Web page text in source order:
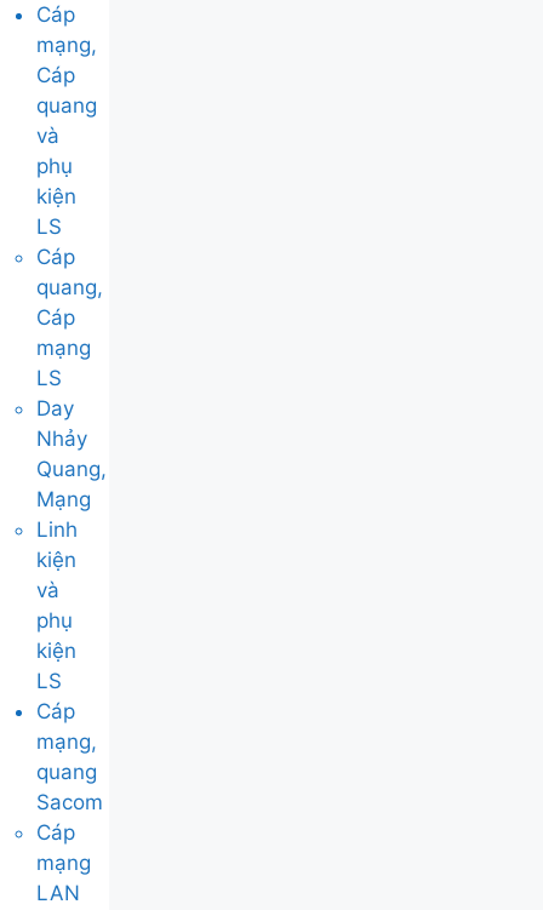
Cáp
mạng,
Cáp
quang
và
phụ
kiện
LS
Cáp
quang,
Cáp
mạng
LS
Day
Nhảy
Quang,
Mạng
Linh
kiện
và
phụ
kiện
LS
Cáp
mạng,
quang
Sacom
Cáp
mạng
LAN